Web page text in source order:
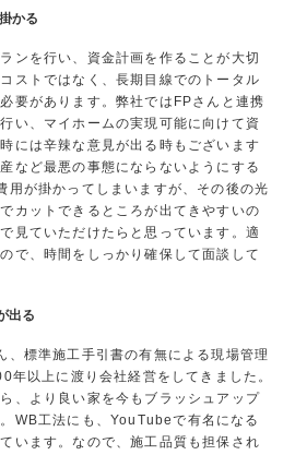
かる
を行い、資金計画を作ることが大切
ストではなく、長期目線でのトータル
要があります。弊社ではFPさんと連携
い、マイホームの実現可能に向けて資
には辛辣な意見が出る時もございます
など最悪の事態にならないようにする
用が掛かってしまいますが、その後の光
カットできるところが出てきやすいの
見ていただけたらと思っています。適
で、時間をしっかり確保して面談して
出る
標準施工手引書の有無による現場管理
年以上に渡り会社経営をしてきました。
、より良い家を今もブラッシュアップ
WB工法にも、YouTubeで有名になる
います。なので、施工品質も担保され